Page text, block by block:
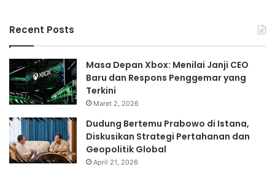
Recent Posts
Masa Depan Xbox: Menilai Janji CEO
Baru dan Respons Penggemar yang
Terkini
Maret 2, 2026
Dudung Bertemu Prabowo di Istana,
Diskusikan Strategi Pertahanan dan
Geopolitik Global
April 21, 2026